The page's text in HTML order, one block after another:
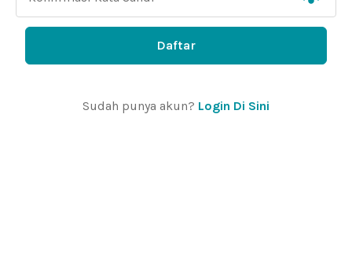
Daftar
Sudah punya akun? Login Di Sini